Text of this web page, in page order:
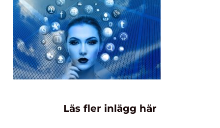
Läs fler inlägg här